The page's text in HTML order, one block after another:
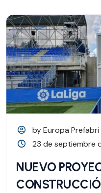
by Europa Prefabri
23 de septiembre
NUEVO